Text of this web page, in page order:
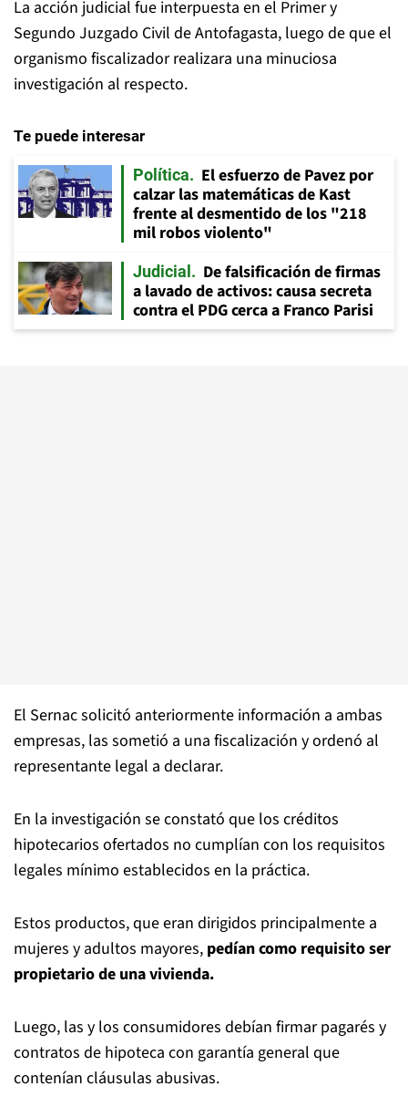
La acción judicial fue interpuesta en el Primer y
Segundo Juzgado Civil de Antofagasta, luego de que el
organismo fiscalizador realizara una minuciosa
investigación al respecto.
Te puede interesar
Política
El esfuerzo de Pavez por
calzar las matemáticas de Kast
frente al desmentido de los "218
mil robos violento"
Judicial
De falsificación de firmas
a lavado de activos: causa secreta
contra el PDG cerca a Franco Parisi
El Sernac solicitó anteriormente información a ambas
empresas, las sometió a una fiscalización y ordenó al
representante legal a declarar.
En la investigación se constató que los créditos
hipotecarios ofertados no cumplían con los requisitos
legales mínimo establecidos en la práctica.
Estos productos, que eran dirigidos principalmente a
mujeres y adultos mayores, pedían como requisito ser
propietario de una vivienda.
Luego, las y los consumidores debían firmar pagarés y
contratos de hipoteca con garantía general que
contenían cláusulas abusivas.